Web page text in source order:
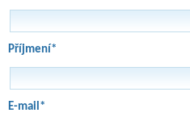
Příjmení*
E-mail*